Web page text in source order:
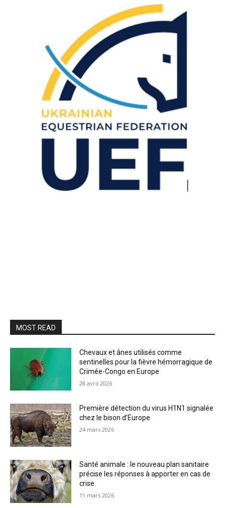
MOST READ
Chevaux et ânes utilisés comme
sentinelles pour la fièvre hémorragique de
Crimée-Congo en Europe
28 avril 2026
Première détection du virus H1N1 signalée
chez le bison d’Europe
24 mars 2026
Santé animale : le nouveau plan sanitaire
précise les réponses à apporter en cas de
crise
11 mars 2026